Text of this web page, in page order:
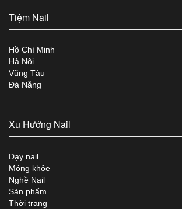
Tiệm Nail
Hồ Chí Minh
Hà Nội
Vũng Tàu
Đà Nẵng
Xu Hướng Nail
Dạy nail
Móng khỏe
Nghề Nail
Sản phẩm
Thời trang